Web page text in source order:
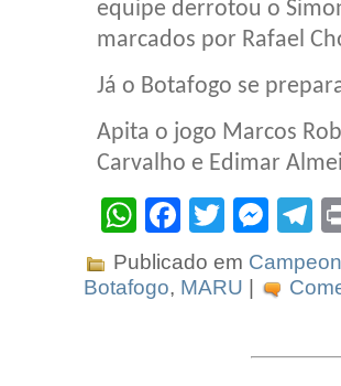
equipe derrotou o
marcados por Rafael
Já o Botafogo se
Apita o jogo Marcos
Carvalho e Edimar
WhatsApp
Facebook
Twitter
Publicado em
Botafogo, MARU |